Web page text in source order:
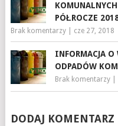
PÓŁROCZE
Brak komentarzy| cze 27, 2018
INFORMACJA O
ODPADÓW
Brak komentarzy|
DODAJ KOMENTARZ